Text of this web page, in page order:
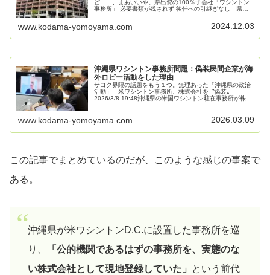
ど……、まあいいや。県出資の100％子会社「ワシントン
事務所」 必要書類が残されず 後任への引継ぎなし 県議
www.kodama-yomoyama.com 2024.12.03
沖縄県ワシントン事務所問題：偽装民間企業が海
外ロビー活動をした理由
サヨク界隈の話題をもう１つ。無理あった「沖縄県の政治
活動」 米ワシントン事務所、株式会社を〝偽装〟
2026/3/8 19:48沖縄県の米国ワシントン駐在事務所が株式
www.kodama-yomoyama.com 2026.03.09
この記事でまとめているのだが、このような感じの事案で
ある。
沖縄県が米ワシントンD.C.に設置した事務所を巡
り、
「公的機関であるはずの事務所を、実態のな
い株式会社として現地登録していた」
という前代